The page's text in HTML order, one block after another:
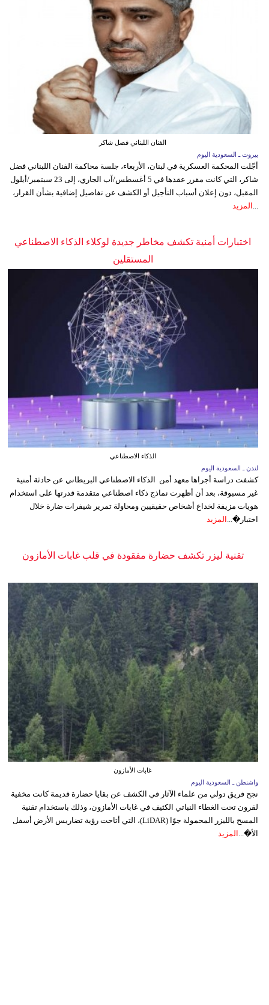
الفنان اللبناني فضل شاكر
بيروت ـ السعودية اليوم
أجّلت المحكمة العسكرية في لبنان، الأربعاء، جلسة محاكمة الفنان اللبناني فضل
شاكر، التي كانت مقرر عقدها في 5 أغسطس/آب الجاري، إلى 23 سبتمبر/أيلول
المقبل، دون إعلان أسباب التأجيل أو الكشف عن تفاصيل إضافية بشأن القرار،
المزيد
اختبارات أمنية تكشف مخاطر جديدة لوكلاء الذكاء الاصطناعي
المستقلين
الذكاء الاصطناعي
لندن ـ السعودية اليوم
كشفت دراسة أجراها معهد أمن الذكاء الاصطناعي البريطاني عن حادثة أمنية
غير مسبوقة، بعد أن أظهرت نماذج ذكاء اصطناعي متقدمة قدرتها على استخدام
هويات مزيفة لخداع أشخاص حقيقيين ومحاولة تمرير شيفرات ضارة خلال
اختبار�... المزيد
تقنية ليزر تكشف حضارة مفقودة في قلب غابات الأمازون
غابات الأمازون
واشنطن ـ السعودية اليوم
نجح فريق دولي من علماء الآثار في الكشف عن بقايا حضارة قديمة كانت مخفية
لقرون تحت الغطاء النباتي الكثيف في غابات الأمازون، وذلك باستخدام تقنية
المسح بالليزر المحمولة جوًا (LiDAR)، التي أتاحت رؤية تضاريس الأرض أسفل
الأ�... المزيد